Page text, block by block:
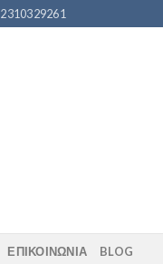
2310329261
ΕΠΙΚΟΙΝΩΝΙΑ BLOG